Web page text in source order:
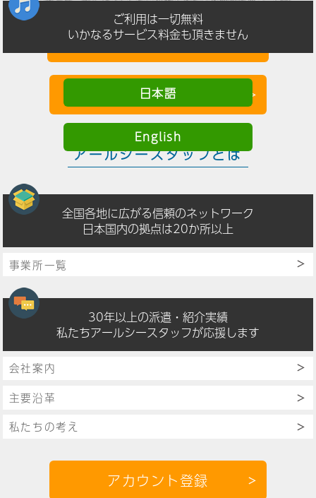
アカウント登録
日本語
English
ご利用は一切無料
いかなるサービス料金も頂きません
アカウント登録
アールシースタッフとは
全国各地に広がる信頼のネットワーク
日本国内の拠点は20か所以上
事業所一覧
30年以上の派遣・紹介実績
私たちアールシースタッフが応援します
会社案内
主要沿革
私たちの考え
アカウント登録